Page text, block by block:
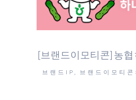
[브랜드이모티콘] 농
브랜드IP, 브랜드이모티콘